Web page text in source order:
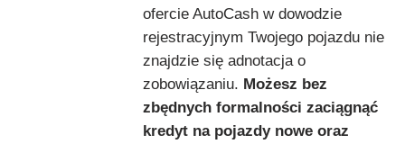
ofercie AutoCash w dowodzie
rejestracyjnym Twojego pojazdu nie
znajdzie się adnotacja o
zobowiązaniu. Możesz bez
zbędnych formalności zaciągnąć
kredyt na pojazdy nowe oraz